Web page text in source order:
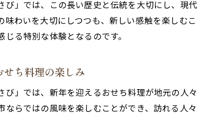
新年を祝う特別な空間の演
居酒屋で過ごす特別な新年
和さびでの新年がもたらす
新年の門出を祝う特別な居
炉端焼きと共に味わう居酒屋「
び」では、この長い歴史と伝統を大切にし、
味わいを大切にしつつも、新しい感触を楽しむ
る特別な体験となるのです。
ち料理の楽しみ
び」では、新年を迎えるおせち料理が地元の人
ならではの風味を楽しむことができ、訪れる人